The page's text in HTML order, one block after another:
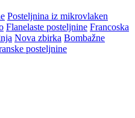
Posteljnina iz mikrovlaken
Flanelaste posteljnine Francoska
Nova zbirka Bombažne
posteljnine